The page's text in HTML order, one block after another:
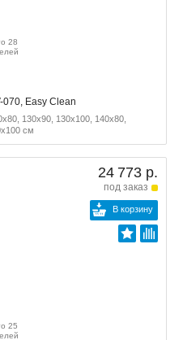
28
070, Easy Clean
130x90, 130x100, 140x80,
см
24 773 р.
под заказ
В корзину
25